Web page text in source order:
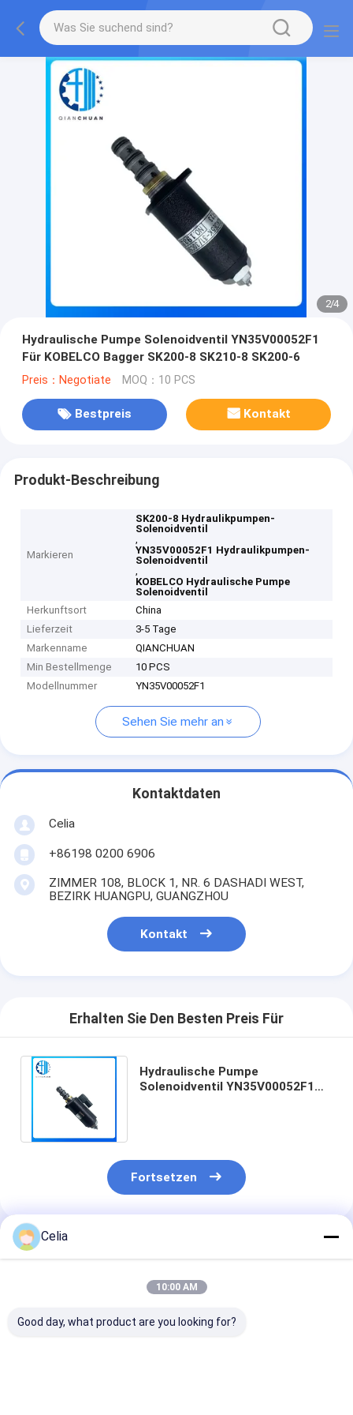
2/4
Hydraulische Pumpe Solenoidventil YN35V00052F1
Für KOBELCO Bagger SK200-8 SK210-8 SK200-6
Preis：Negotiate MOQ：10 PCS
Bestpreis Kontakt
Produkt-Beschreibung
Markieren
SK200-8 Hydraulikpumpen-
Solenoidventil
,
YN35V00052F1 Hydraulikpumpen-
Solenoidventil
,
KOBELCO Hydraulische Pumpe
Solenoidventil
Herkunftsort
China
Lieferzeit
3-5 Tage
Markenname
QIANCHUAN
Min Bestellmenge
10 PCS
Modellnummer
YN35V00052F1
Sehen Sie mehr an
Kontaktdaten
Celia
+86198 0200 6906
ZIMMER 108, BLOCK 1, NR. 6 DASHADI WEST,
BEZIRK HUANGPU, GUANGZHOU
Kontakt
Erhalten Sie Den Besten Preis Für
Hydraulische Pumpe
Solenoidventil YN35V00052F1
Fortsetzen
Empfohlene Produkte
Celia
10:00 AM
Good day, what product are you looking for?